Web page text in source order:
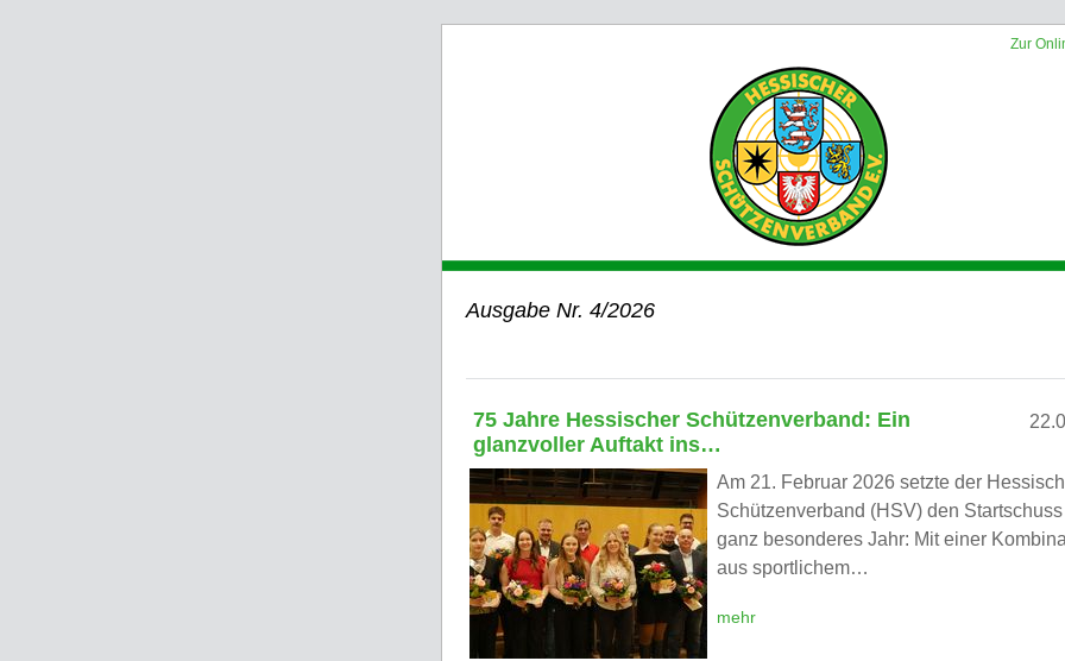
Zur
Ausgabe Nr. 4/2026
75 Jahre Hessischer Schützenverband: Ein
glanzvoller Auftakt ins…
Am 21. Februar 2026 setzte der
Schützenverband (HSV) den
ganz besonderes Jahr: Mit einer
aus sportlichem…
mehr